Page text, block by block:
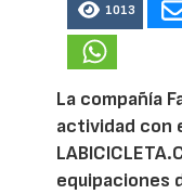
1013
La compañía
actividad con
equipaciones